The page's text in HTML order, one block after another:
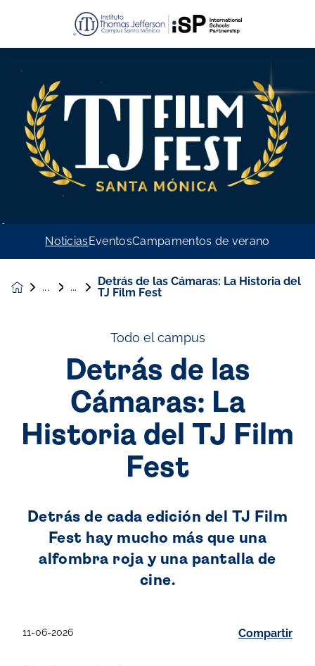
NoticiasEventosCampamentos de verano
Detrás de las Cámaras: La Historia del
TJ Film Fest
Todo el campus
Detrás de las
Cámaras: La
Historia del TJ Film
Fest
Detrás de cada edición del TJ Film
Fest hay mucho más que una
alfombra roja y una pantalla de
cine.
11-06-2026 Compartir